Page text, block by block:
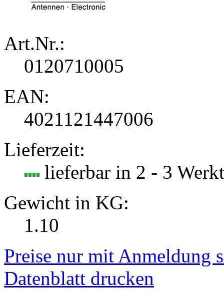
Art.Nr.:
0120710005
EAN:
4021121447006
Lieferzeit:
lieferbar in 2 - 3
Gewicht in KG:
1.10
Preise nur mit Anmeldung
Datenblatt drucken